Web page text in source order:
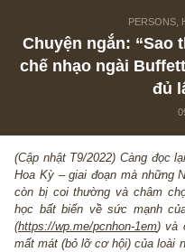
Chuyện ngắn:
chế nhạo ngài
(Cập nhật T9/2022) Càng
Hoa Kỳ – giai đoạn mà
còn bị coi thường và